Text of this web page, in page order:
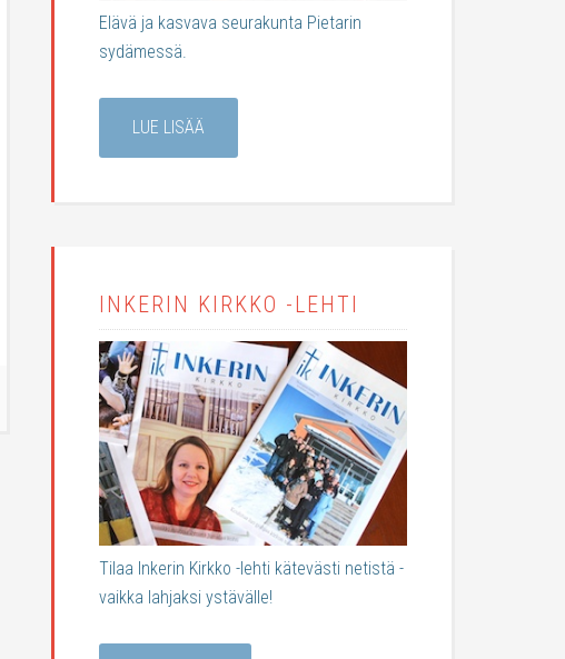
Elävä ja kasvava seurakunta Pietarin
sydämessä.
LUE LISÄÄ
INKERIN KIRKKO -LEHTI
Tilaa Inkerin Kirkko -lehti kätevästi netistä -
vaikka lahjaksi ystävälle!